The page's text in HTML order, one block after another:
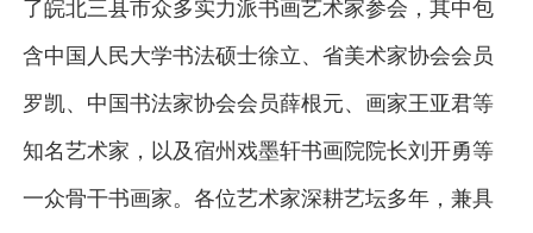
了皖北三县市众多实力派书画艺术家参会，其中包
含中国人民大学书法硕士徐立、省美术家协会会员
罗凯、中国书法家协会会员薛根元、画家王亚君等
知名艺术家，以及宿州戏墨轩书画院院长刘开勇等
一众骨干书画家。各位艺术家深耕艺坛多年，兼具